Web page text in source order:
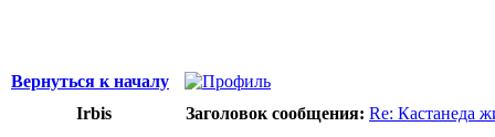
Вернуться к началу
Irbis
Заголовок сообщения: Re: Кастанеда